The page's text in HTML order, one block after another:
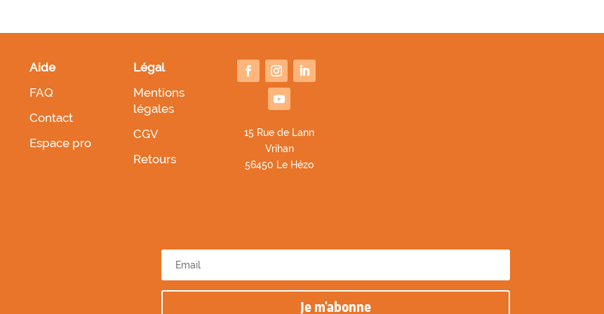
Aide
FAQ
Contact
Espace pro
Légal
Mentions
légales
CGV
Retours
15 Rue de Lann
Vrihan
56450 Le Hézo
Je m'abonne